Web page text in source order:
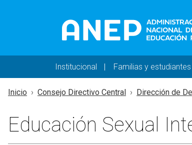
Navegación
Institucional Familias y estudiantes
Inicio Consejo Directivo Central Dirección de
Educación Sexual